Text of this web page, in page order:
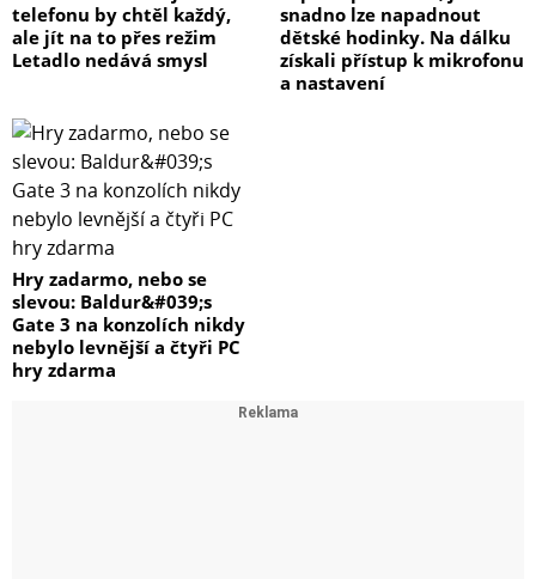
telefonu by chtěl každý,
ale jít na to přes režim
Letadlo nedává smysl
snadno lze napadnout
dětské hodinky. Na dálku
získali přístup k mikrofonu
a nastavení
Hry zadarmo, nebo se
slevou: Baldur&#039;s
Gate 3 na konzolích nikdy
nebylo levnější a čtyři PC
hry zdarma